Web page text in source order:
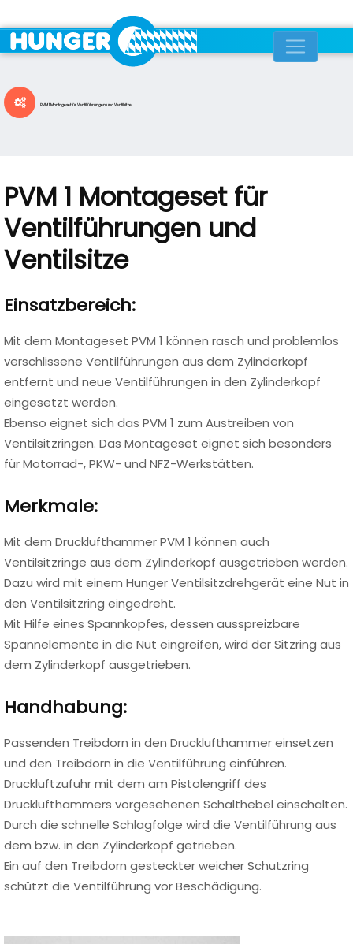
PVM 1 Montageset für Ventilführungen und Ventilsitze
PVM 1 Montageset für
Ventilführungen und
Ventilsitze
Einsatzbereich:
Mit dem Montageset PVM 1 können rasch und problemlos
verschlissene Ventilführungen aus dem Zylinderkopf
entfernt und neue Ventilführungen in den Zylinderkopf
eingesetzt werden.
Ebenso eignet sich das PVM 1 zum Austreiben von
Ventilsitzringen. Das Montageset eignet sich besonders
für Motorrad-, PKW- und NFZ-Werkstätten.
Merkmale:
Mit dem Drucklufthammer PVM 1 können auch
Ventilsitzringe aus dem Zylinderkopf ausgetrieben werden.
Dazu wird mit einem Hunger Ventilsitzdrehgerät eine Nut in
den Ventilsitzring eingedreht.
Mit Hilfe eines Spannkopfes, dessen ausspreizbare
Spannelemente in die Nut eingreifen, wird der Sitzring aus
dem Zylinderkopf ausgetrieben.
Handhabung:
Passenden Treibdorn in den Drucklufthammer einsetzen
und den Treibdorn in die Ventilführung einführen.
Druckluftzufuhr mit dem am Pistolengriff des
Drucklufthammers vorgesehenen Schalthebel einschalten.
Durch die schnelle Schlagfolge wird die Ventilführung aus
dem bzw. in den Zylinderkopf getrieben.
Ein auf den Treibdorn gesteckter weicher Schutzring
schützt die Ventilführung vor Beschädigung.